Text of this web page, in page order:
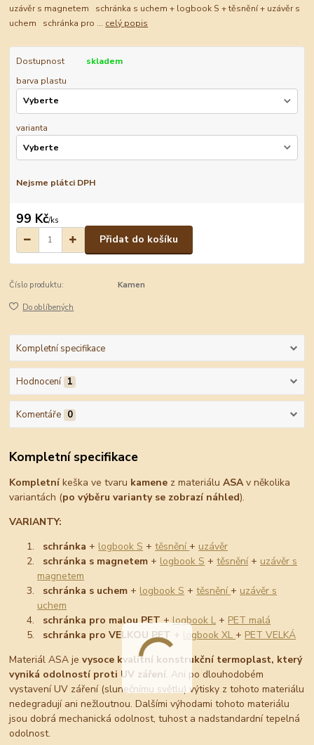
uzávěr s magnetem schránka s uchem + logbook S + těsnění + uzávěr s
uchem schránka pro ... celý popis
Dostupnost
skladem
barva plastu
varianta
Nejsme plátci DPH
99 Kč/ks
Přidat do košíku
Číslo produktu: Kamen
Do oblíbených
Kompletní specifikace
Hodnocení 1
Komentáře 0
Kompletní specifikace
Kompletníkeška ve tvaru kamene z materiáluASAv několika
variantách (po výběru varianty se zobrazí náhled).
VARIANTY:
schránka + logbook S +těsnění + uzávěr
schránka s magnetem + logbook S +těsnění+ uzávěr s
magnetem
schránka s uchem + logbook S +těsnění + uzávěr s
uchem
schránka pro malou PET+logbook L + PET malá
schránka pro VELKOU PET + logbook XL + PET VELKÁ
Materiál ASA jevysoce kvalitní konstrukční termoplast, který
vyniká odolností proti UV záření. Ani po dlouhodobém
vystavení UV záření (slunečnímu světlu) výtisky z tohoto materiálu
nedegradují ani nežloutnou. Dalšími výhodami tohoto materiálu
jsou dobrá mechanická odolnost, tuhost a nadstandardní tepelná
odolnost.